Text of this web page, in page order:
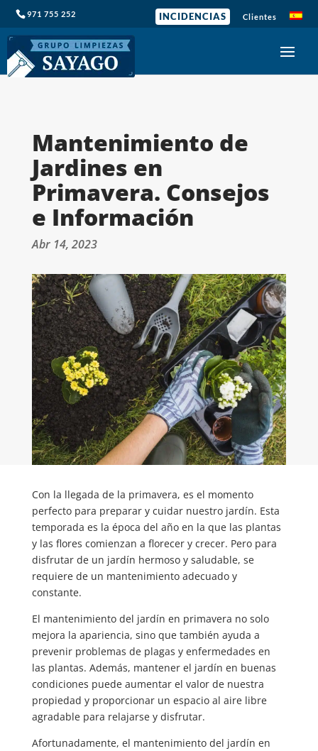
971 755 252 INCIDENCIAS Clientes
Mantenimiento de
Jardines en
Primavera. Consejos
e Información
Abr 14, 2023
Con la llegada de la primavera, es el momento
perfecto para preparar y cuidar nuestro jardín. Esta
temporada es la época del año en la que las plantas
y las flores comienzan a florecer y crecer. Pero para
disfrutar de un jardín hermoso y saludable, se
requiere de un mantenimiento adecuado y
constante.
El mantenimiento del jardín en primavera no solo
mejora la apariencia, sino que también ayuda a
prevenir problemas de plagas y enfermedades en
las plantas. Además, mantener el jardín en buenas
condiciones puede aumentar el valor de nuestra
propiedad y proporcionar un espacio al aire libre
agradable para relajarse y disfrutar.
Afortunadamente, el mantenimiento del jardín en